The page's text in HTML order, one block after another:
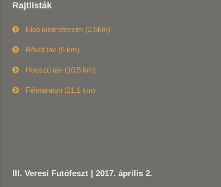
Rajtlisták
Első kilométereim (2,5km)
Rövid táv (5 km)
Hosszú táv (10,5 km)
Félmaraton (21,1 km)
III. Veresi Futófeszt | 2017. április 2.